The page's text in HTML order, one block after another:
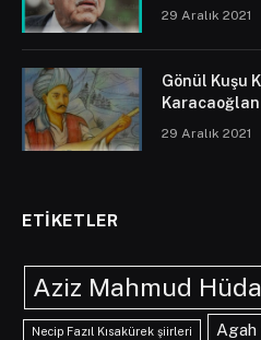
29 Aralık 2021
Gönül Kuşu
Karacaoğlan
29 Aralık 2021
ETIKETLER
Aziz Mahmud
Necip Fazıl Kısakürek şiirleri